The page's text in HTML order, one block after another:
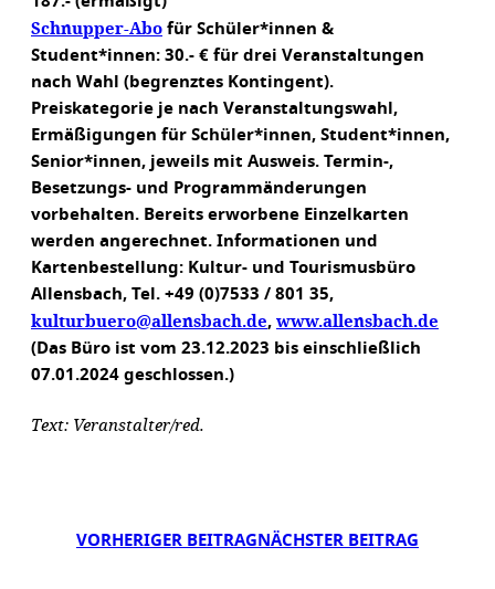
Schnupper-Abo für Schüler*innen &
Student*innen: 30.- € für drei Veranstaltungen
nach Wahl (begrenztes Kontingent).
Preiskategorie je nach Veranstaltungswahl,
Ermäßigungen für Schüler*innen, Student*innen,
Senior*innen, jeweils mit Ausweis. Termin-,
Besetzungs- und Programmänderungen
vorbehalten. Bereits erworbene Einzelkarten
werden angerechnet. Informationen und
Kartenbestellung: Kultur- und Tourismusbüro
Allensbach, Tel. +49 (0)7533 / 801 35,
kulturbuero@allensbach.de, www.allensbach.de
(Das Büro ist vom 23.12.2023 bis einschließlich
07.01.2024 geschlossen.)
Text: Veranstalter/red.
VORHERIGER BEITRAG NÄCHSTER BEITRAG